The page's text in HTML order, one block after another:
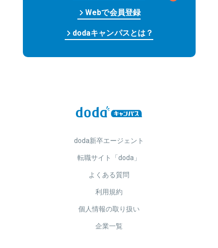
keyboard_arrow_rightdodaキャンパスとは？
keyboard_arrow_rightWebで会員登録
doda新卒エージェント
転職サイト「doda」
よくある質問
利用規約
個人情報の取り扱い
企業一覧